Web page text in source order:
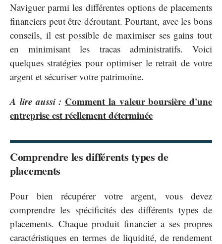
Naviguer parmi les différentes options de placements
financiers peut être déroutant. Pourtant, avec les bons
conseils, il est possible de maximiser ses gains tout
en minimisant les tracas administratifs. Voici
quelques stratégies pour optimiser le retrait de votre
argent et sécuriser votre patrimoine.
A lire aussi : Comment la valeur boursière d'une
entreprise est réellement déterminée
Comprendre les différents types de
placements
Pour bien récupérer votre argent, vous devez
comprendre les spécificités des différents types de
placements. Chaque produit financier a ses propres
caractéristiques en termes de liquidité, de rendement